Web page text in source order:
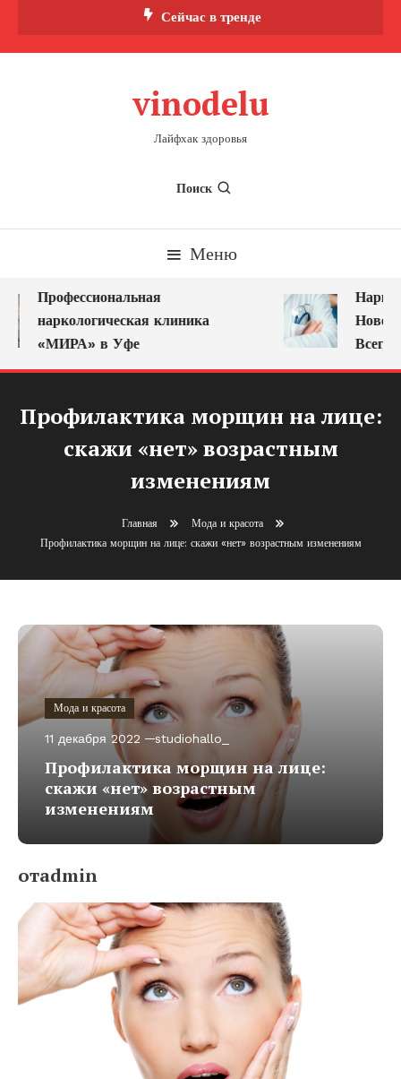
Сейчас в тренде
vinodelu
Лайфхак здоровья
Поиск
Меню
Профессиональная
наркологическая клиника
«МИРА» в Уфе
Всегда
Профилактика морщин на лице:
скажи «нет» возрастным
изменениям
Главная
Мода и красота
Профилактика морщин на лице: скажи «нет» возрастным изменениям
Мода и красота
11 декабря 2022 studiohallo_
Профилактика морщин на лице:
скажи «нет» возрастным
изменениям
отadmin